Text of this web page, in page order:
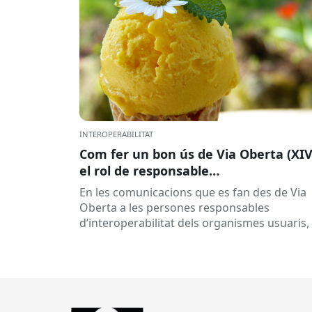
INTEROPERABILITAT
Com fer un bon ús de Via Oberta
el rol de responsable
d’interoperabilitat, al dia
En les comunicacions que es fan des de Via
Oberta a les persones responsables
d’interoperabilitat dels organismes usuaris,